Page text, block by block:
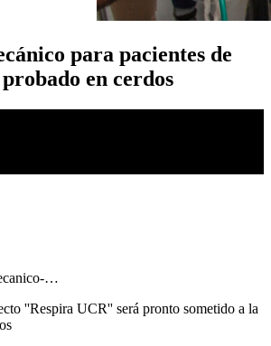
para pacientes de
en cerdos
…
''Respira UCR'' será pronto sometido a la